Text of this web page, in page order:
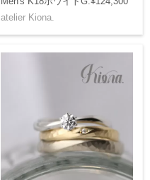
atelier Kiona.